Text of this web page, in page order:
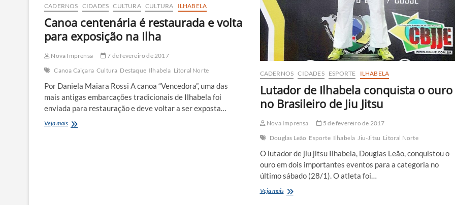
CADERNOS CIDADES CULTURA CULTURA ILHABELA
Canoa centenária é restaurada e volta
para exposição na Ilha
Nova Imprensa
7 de fevereiro de 2017
Canoa Caiçara Cultura Destaque Ilhabela Litoral Norte
Por Daniela Maiara Rossi A canoa “Vencedora”, uma das
mais antigas embarcações tradicionais de Ilhabela foi
enviada para restauração e deve voltar a ser exposta…
Veja maisCanoa
CADERNOS CIDADES ESPORTE ILHABELA
Lutador de Ilhabela conquista o ouro
no Brasileiro de Jiu Jitsu
Nova Imprensa
5 de fevereiro de 2017
Douglas Leão Esporte Ilhabela Jiu-Jitsu Litoral Norte
O lutador de jiu jitsu Ilhabela, Douglas Leão, conquistou o
ouro em dois importantes eventos para a categoria no
último sábado (28/1). O atleta foi…
Veja maisLutador